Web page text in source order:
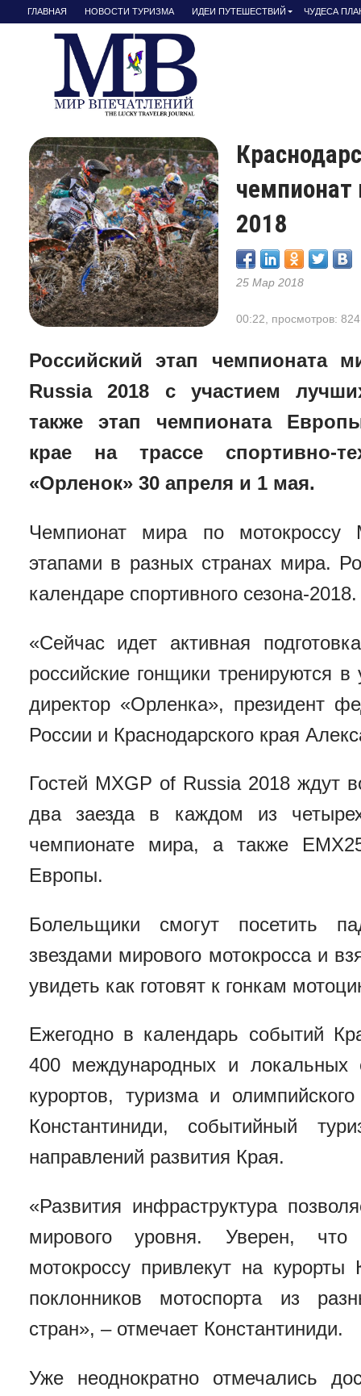
ГЛАВНАЯ НОВОСТИ ТУРИЗМА ИДЕИ ПУТЕШЕСТВИЙ ЧУДЕСА
чемпионат
2018
25 Мар 2018
00:22, просмотров: 824
Российский этап чемпионата
Russia 2018 с участием
также этап чемпионата
крае на трассе спортивно-
«Орленок» 30 апреля и 1 мая.
Чемпионат мира по мотокроссу
этапами в разных странах мира.
календаре спортивного сезона-2018.
«Сейчас идет активная
российские гонщики тренируются
директор «Орленка», президент
России и Краснодарского края
Гостей MXGP of Russia 2018 ждут
два заезда в каждом из
чемпионате мира, а также
Европы.
Болельщики смогут посетить
звездами мирового мотокросса и
увидеть как готовят к гонкам
Ежегодно в календарь событий
400 международных и
курортов, туризма и
Константиниди, событийный
направлений развития Края.
«Развития инфраструктура
мирового уровня. Уверен, что
мотокроссу привлекут на курорты
поклонников мотоспорта из
стран», – отмечает Константиниди.
Уже неоднократно отмечались